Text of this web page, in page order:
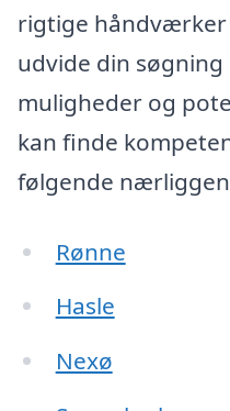
rigtige håndværker
udvide din
muligheder og
kan finde
følgende
Rønne
Hasle
Nexø